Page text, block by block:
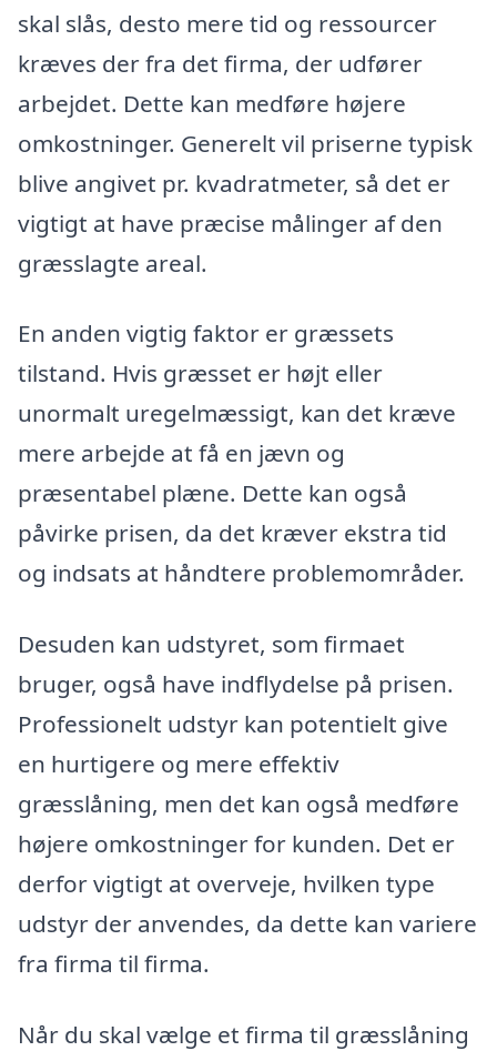
skal slås, desto mere tid og ressourcer
kræves der fra det firma, der udfører
arbejdet. Dette kan medføre højere
omkostninger. Generelt vil priserne typisk
blive angivet pr. kvadratmeter, så det er
vigtigt at have præcise målinger af den
græsslagte areal.
En anden vigtig faktor er græssets
tilstand. Hvis græsset er højt eller
unormalt uregelmæssigt, kan det kræve
mere arbejde at få en jævn og
præsentabel plæne. Dette kan også
påvirke prisen, da det kræver ekstra tid
og indsats at håndtere problemområder.
Desuden kan udstyret, som firmaet
bruger, også have indflydelse på prisen.
Professionelt udstyr kan potentielt give
en hurtigere og mere effektiv
græsslåning, men det kan også medføre
højere omkostninger for kunden. Det er
derfor vigtigt at overveje, hvilken type
udstyr der anvendes, da dette kan variere
fra firma til firma.
Når du skal vælge et firma til græsslåning